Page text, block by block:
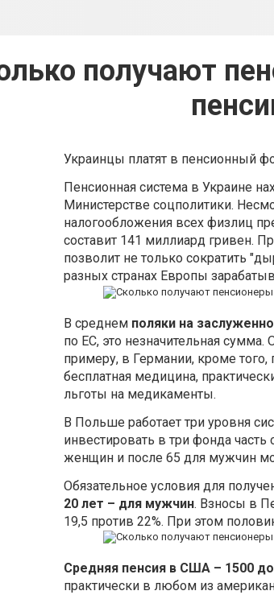
получают
Украинцы платят в пенсионный
Пенсионная система в Украине
Министерстве соцполитики.
налогообложения всех физлиц
составит 141 миллиард гривен.
позволит не только сократить
разных странах Европы
В среднем поляки на
по ЕС, это незначительная
примеру, в Германии, кроме того,
бесплатная медицина,
льготы на медикаменты.
В Польше работает три уровня
инвестировать в три фонда
женщин и после 65 для мужчин
Обязательное условия для
20 лет – для мужчин. Взносы в
19,5 против 22%. При этом
Средняя пенсия в США – 1500
практически в любом из